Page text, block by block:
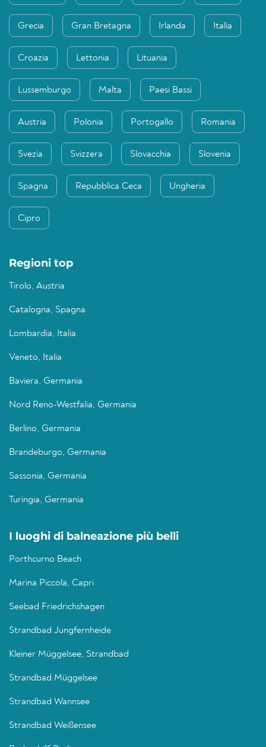
Grecia Gran Bretagna Irlanda Italia
Croazia Lettonia Lituania
Lussemburgo Malta Paesi Bassi
Austria Polonia Portogallo Romania
Svezia Svizzera Slovacchia Slovenia
Spagna Repubblica Ceca Ungheria
Cipro
Regioni top
Tirolo, Austria
Catalogna, Spagna
Lombardia, Italia
Veneto, Italia
Baviera, Germania
Nord Reno-Westfalia, Germania
Berlino, Germania
Brandeburgo, Germania
Sassonia, Germania
Turingia, Germania
I luoghi di balneazione più belli
Porthcurno Beach
Marina Piccola, Capri
Seebad Friedrichshagen
Strandbad Jungfernheide
Kleiner Müggelsee, Strandbad
Strandbad Müggelsee
Strandbad Wannsee
Strandbad Weißensee